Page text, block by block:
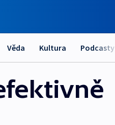
Věda Kultura Podcasty